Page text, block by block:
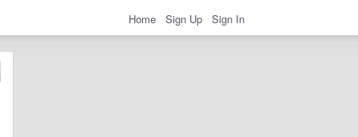
Home Sign Up Sign In